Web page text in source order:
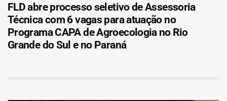
FLD abre processo seletivo de Assessoria
Técnica com 6 vagas para atuação no
Programa CAPA de Agroecologia no Rio
Grande do Sul e no Paraná